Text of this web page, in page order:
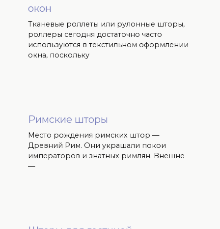
окон
Тканевые роллеты или рулонные шторы,
роллеры сегодня достаточно часто
используются в текстильном оформлении
окна, поскольку
Римские шторы
Место рождения римских штор —
Древний Рим. Они украшали покои
императоров и знатных римлян. Внешне
—